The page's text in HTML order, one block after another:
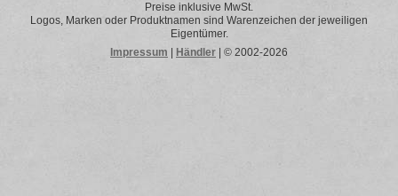
Preise inklusive MwSt.
Logos, Marken oder Produktnamen sind Warenzeichen der jeweiligen
Eigentümer.
Impressum
Händler | © 2002-2026